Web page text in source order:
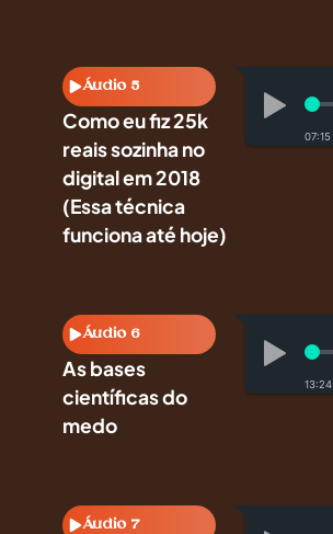
Áudio 5
Como eu fiz 25k
reais sozinha no
digital em 2018
(Essa técnica
funciona até hoje)
07:15
Áudio 6
As bases
científicas do
medo
13:24
Áudio 7